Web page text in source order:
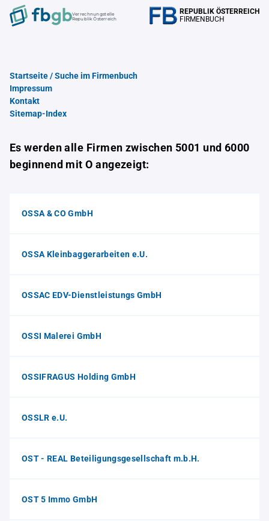
Verrechnungstelle
Republik Österreich
REPUBLIK ÖSTERREICH
FIRMENBUCH
Startseite / Suche im Firmenbuch
Impressum
Kontakt
Sitemap-Index
Es werden alle Firmen zwischen 5001 und 6000
beginnend mit O angezeigt:
OSSA & CO GmbH
OSSA Kleinbaggerarbeiten e.U.
OSSAC EDV-Dienstleistungs GmbH
OSSI Malerei GmbH
OSSIFRAGUS Holding GmbH
OSSLR e.U.
OST - REAL Beteiligungsgesellschaft m.b.H.
OST 5 Immo GmbH